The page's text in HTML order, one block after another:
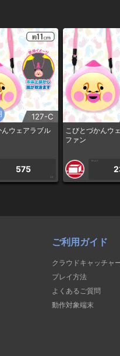
127-C
んウェアラブル
575
CP
こびとづかんウ
ファン
1PLAY
ご利用ガイド
クラウドキャッチャ
プレイ方法
よくあるご質問
動作対象端末